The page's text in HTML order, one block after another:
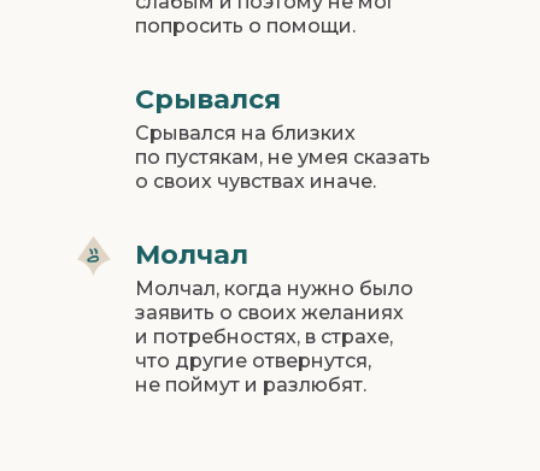
Молчал, когда нужно было
заявить о своих желаниях
и потребностях, в страхе,
что другие отвернутся,
не поймут и разлюбят.
Молчал
Срывался
Срывался на близких
по пустякам, не умея сказать
о своих чувствах иначе.
попросить о помощи.
Давай найдем третье решение вместе?
Я рада, что могу разделять с тобой эту
Я рядом и хочу понять твои чувства.
тебе сейчас помогло почувствовать